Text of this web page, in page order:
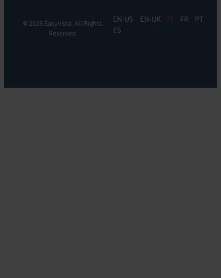
© 2026 EasyVista. All Rights
Reserved
EN EN-UK IT FR
PT
ES